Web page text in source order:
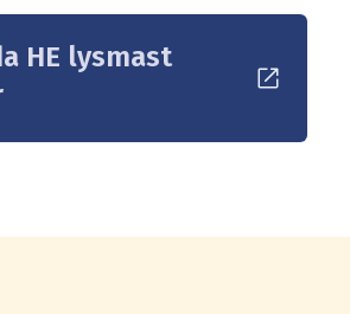
HE lysmast